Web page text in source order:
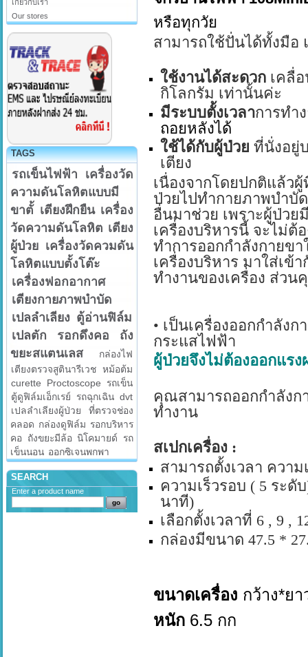
เกี่ยวกับเรา
Our stores
TAGS
รถเข็นไฟฟ้า
เครื่องวัด
ความดันโลหิตแบบมี
ขาตั้ เตียงฝึกยืน เครื่อง
วัดความดันโลหิต เตียง
ผู้ป่วย เครื่องวัดควมดัน
โลหิตแบบตั้งโต๊ะ
เครื่องฟอกอากาศ
เตียงกายภาพบำบัด
เปลลำเลียง ตู้อ่านฟิล์ม
เปลตัก
รอกดึงคอ
ถัง
ขยะสแตนเลส
กล่องไฟ
เตียงตรวจสูตินารีเวช หม้อต้ม
curette
Proctoscope
รถเข็น
ตู้ดูฟิล์มเอ็กเรย์
รถฉุกเฉิน dvt
เปลลำเลียงผู้ป่วย
ที่ตรวจช่อง
คลอด กล่องดูฟิล์ม รอกบริหาร
คอ
ถังขยะมีล้อ นิโคมายด์
รถ
เข็นนอน ออกซิเจนพกพา
SEARCH
Enter a product name
หรือทุกวัย
สามารถใช้ปั่นได้ทั้งมือ
ใช้งานได้สะดวก เคลื่
กิโลกรัม เท่านั้นค่ะ
มีระบบตั้งเวลาการทำ
ถอยหลังได้
ใช้ได้กับผู้ป่วย ที่นั่งอยู่
เตียง
เนื่องจากโดยปกติแล้ว
ป่วยไปทำกายภาพบำบั
อื่นมาช่วย เพราะผู้ป่ว
เครื่องบริหารนี้ จะไม่ต้
ทำการออกกำลังกายข
เครื่องบริหาร มาใส่เข้
ทำงานของเครื่อง ส่ว
• เป็นเครื่องออกกำลัง
กระแสไฟฟ้า
ผู้ป่วยจึงไม่ต้องออกแร
คุณสามารถออกกำลัง
ทำงาน
สเปกเครื่อง :
สามารถตั้งเวลา ควา
ความเร็วรอบ ( 5 ระดั
นาที)
เลือกตั้งเวลาที่ 6 , 9 ,
กล่องมีขนาด 47.5 *
ขนาดเครื่อง กว้าง*ยา
หนัก 6.5 กก